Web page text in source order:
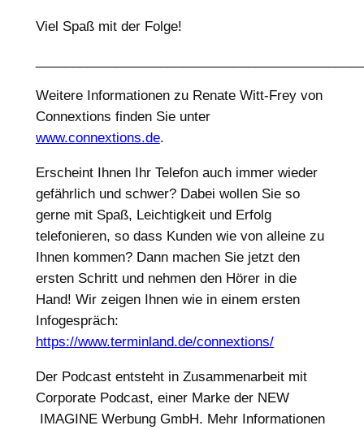
Viel Spaß mit der Folge!
Weitere Informationen zu Renate Witt-Frey von
Connextions finden Sie unter
www.connextions.de.
Erscheint Ihnen Ihr Telefon auch immer wieder
gefährlich und schwer? Dabei wollen Sie so
gerne mit Spaß, Leichtigkeit und Erfolg
telefonieren, so dass Kunden wie von alleine zu
Ihnen kommen? Dann machen Sie jetzt den
ersten Schritt und nehmen den Hörer in die
Hand! Wir zeigen Ihnen wie in einem ersten
Infogespräch:
https://www.terminland.de/connextions/
Der Podcast entsteht in Zusammenarbeit mit
Corporate Podcast, einer Marke der NEW
IMAGINE Werbung GmbH. Mehr Informationen